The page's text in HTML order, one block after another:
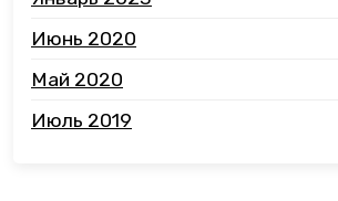
Июнь 2020
Май 2020
Июль 2019